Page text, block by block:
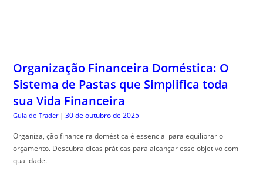
Organização Financeira Doméstica: O
Sistema de Pastas que Simplifica toda
sua Vida Financeira
Guia do Trader | 30 de outubro de 2025
Organiza, ção financeira doméstica é essencial para equilibrar o
orçamento. Descubra dicas práticas para alcançar esse objetivo com
qualidade.